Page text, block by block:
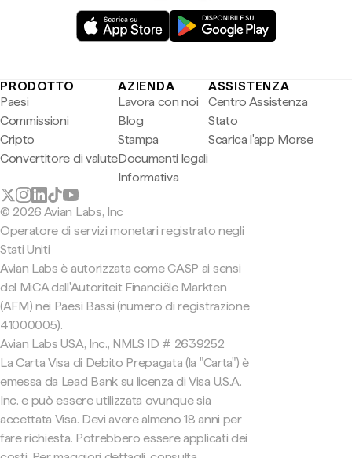
PRODOTTO
Paesi
Commissioni
Cripto
Convertitore di valute
AZIENDA
Lavora con noi
Blog
Stampa
Documenti legali
Informativa
ASSISTENZA
Centro Assistenza
Stato
Scarica l'app Morse
© 2026 Avian Labs, Inc
Operatore di servizi monetari registrato negli
Stati Uniti
Avian Labs è autorizzata come CASP ai sensi
del MiCA dall'Autoriteit Financiële Markten
(AFM) nei Paesi Bassi (numero di registrazione
41000005).
Avian Labs USA, Inc., NMLS ID # 2639252
La Carta Visa di Debito Prepagata (la "Carta") è
emessa da Lead Bank su licenza di Visa U.S.A.
Inc. e può essere utilizzata ovunque sia
accettata Visa. Devi avere almeno 18 anni per
fare richiesta. Potrebbero essere applicati dei